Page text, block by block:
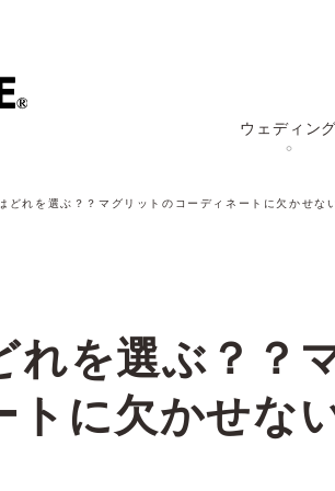
ウェディング
どれを選ぶ？？マグリットのコーディネートに欠かせな
れを選ぶ？？
トに欠かせな